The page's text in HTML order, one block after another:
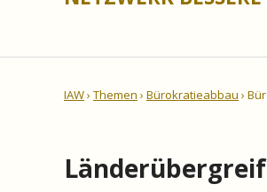
IAW Themen Bürokratieabbau